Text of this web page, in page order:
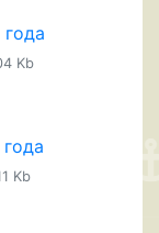
Kb
Kb